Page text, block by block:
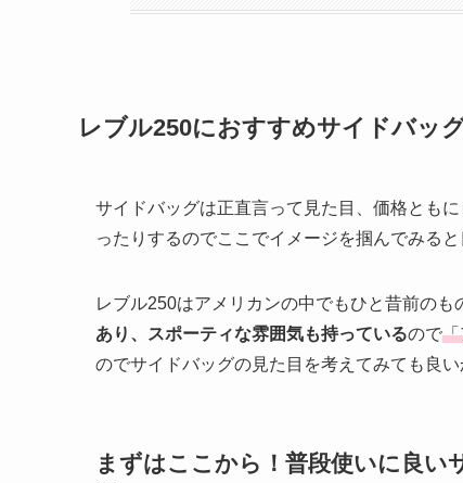
レブル250におすすめサイドバッ
サイドバッグは正直言って見た目、価格とも
ったりするのでここでイメージを掴んでみると
レブル250はアメリカンの中でもひと昔前のも
あり、スポーティな雰囲気も持っているので「
のでサイドバッグの見た目を考えてみても良い
まずはここから！普段使いに良い